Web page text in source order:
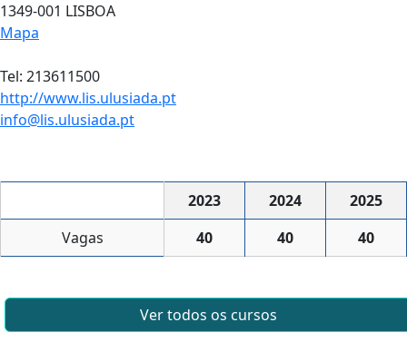
1349-001 LISBOA
Mapa
Tel: 213611500
http://www.lis.ulusiada.pt
info@lis.ulusiada.pt
2023 2024
2025
Vagas
40 40 40
Ver todos os cursos